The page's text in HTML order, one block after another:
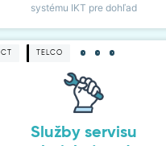
systému IKT pre dohľad
ICT TELCO
Služby servisu